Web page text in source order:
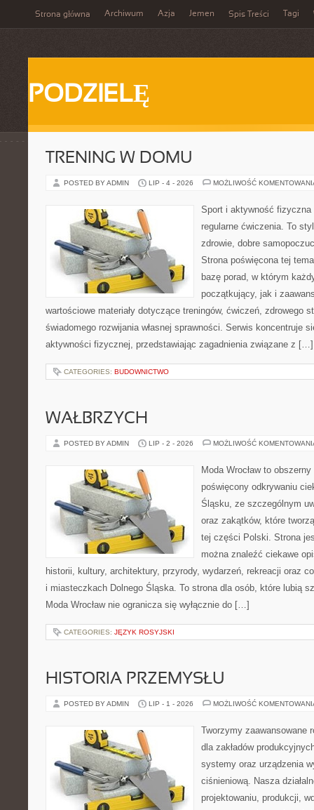
Strona główna Archiwum Azja Jemen Spis Treści Tagi
PODZIELĘ
TRENING W DOMU
POSTED BY ADMIN LIP - 4 - 2026 MOŻLIWOŚĆ
Sport i aktywność
regularne ćwiczenia. To
zdrowie, dobre
Strona poświęcona tej
bazę porad, w którym
początkujący, jak i
wartościowe materiały dotyczące treningów, ćwiczeń, zdrowego
świadomego rozwijania własnej sprawności. Serwis koncentruje
aktywności fizycznej, przedstawiając zagadnienia związane z […]
CATEGORIES: BUDOWNICTWO
WAŁBRZYCH
POSTED BY ADMIN LIP - 2 - 2026 MOŻLIWOŚĆ
Moda Wrocław to
poświęcony odkrywaniu
Śląsku, ze szczególnym
oraz zakątków, które
tej części Polski. Strona
można znaleźć ciekawe
historii, kultury, architektury, przyrody, wydarzeń, rekreacji oraz
i miasteczkach Dolnego Śląska. To strona dla osób, które lubią
Moda Wrocław nie ogranicza się wyłącznie do […]
CATEGORIES: JĘZYK ROSYJSKI
HISTORIA PRZEMYSŁU
POSTED BY ADMIN LIP - 1 - 2026 MOŻLIWOŚĆ
Tworzymy zaawansowane
dla zakładów
systemy oraz urządzenia
ciśnieniową. Nasza
projektowaniu, produkcji,